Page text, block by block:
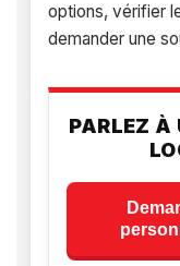
options, vérifier
demander une
PARLEZ À